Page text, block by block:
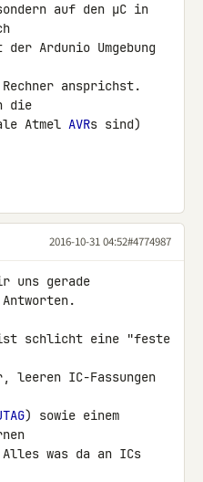
auf den µC in
Ardunio Umgebung
ansprichst.
die
Atmel AVRs sind)
2016-10-31 04:52#4774987
uns gerade
schlicht eine "feste
leeren IC-Fassungen
) sowie einem
was da an ICs